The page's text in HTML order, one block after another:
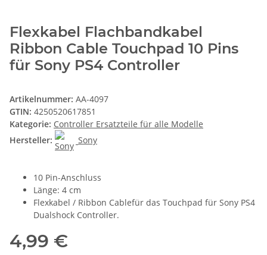
Flexkabel Flachbandkabel
Ribbon Cable Touchpad 10 Pins
für Sony PS4 Controller
Artikelnummer: AA-4097
GTIN: 4250520617851
Kategorie: Controller Ersatzteile für alle Modelle
Hersteller:
Sony
10 Pin-Anschluss
Länge: 4 cm
Flexkabel / Ribbon Cablefür das Touchpad für Sony PS4
Dualshock Controller.
4,99 €